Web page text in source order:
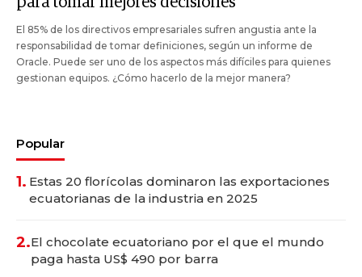
El 85% de los directivos empresariales sufren angustia ante la
responsabilidad de tomar definiciones, según un informe de
Oracle. Puede ser uno de los aspectos más difíciles para quienes
gestionan equipos. ¿Cómo hacerlo de la mejor manera?
Popular
1. Estas 20 florícolas dominaron las exportaciones
ecuatorianas de la industria en 2025
2.El chocolate ecuatoriano por el que el mundo
paga hasta US$ 490 por barra